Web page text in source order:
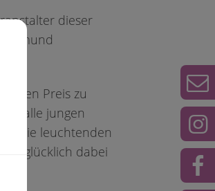
dieser
Preis zu
alle jungen
die leuchtenden
glücklich dabei